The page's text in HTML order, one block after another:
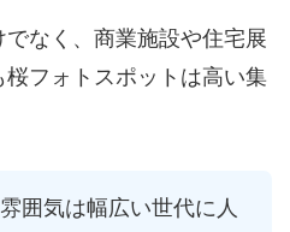
なく、商業施設や住宅展
フォトスポットは高い集
囲気は幅広い世代に人